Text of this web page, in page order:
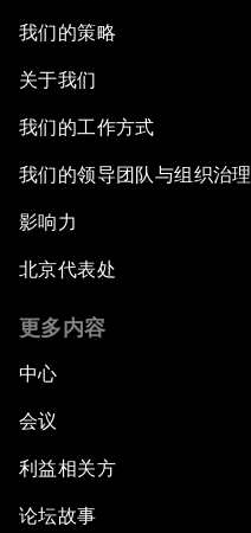
我们的策略
关于我们
我们的工作方式
我们的领导团队与组织治理
影响力
北京代表处
更多内容
中心
会议
利益相关方
论坛故事